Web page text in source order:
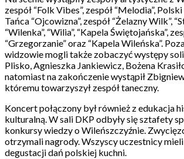
zespół “Folk Vibes”, zespół “Melodia”,
Tańca “Ojcowizna”, zespół “Żelazny Wilk”,
“Wilenka”, “Wilia”, “Kapela Świętojańska”,
“Grzegorzanie” oraz “Kapela Wileńska”.
widzowie mogli także zobaczyć występy
Plisko, Agnieszka Jankiewicz, Bożena
natomiast na zakończenie wystąpił
któremu towarzyszył zespół taneczny.
Koncert połączony był również z edukacja
kulturalną. W sali DKP odbyły się sztafety
konkursy wiedzy o Wileńszczyźnie.
otrzymali nagrody. Wszyscy uczestnicy
degustacji dań polskiej kuchni.